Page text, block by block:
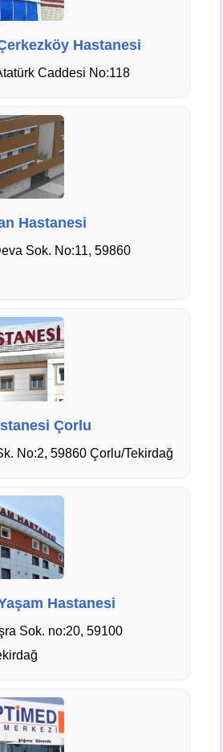
Hastanesi
Caddesi No:118
Hastanesi
Sok. No:11, 59860
Çorlu
No:2, 59860 Çorlu/Tekirdağ
Hastanesi
Sok. no:20, 59100